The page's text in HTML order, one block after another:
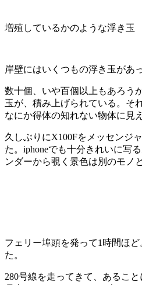
増殖しているかのような浮き玉
岸壁にはいくつもの浮き玉があっ
数十個、いや百個以上もあろう
玉が、積み上げられている。そ
なにか得体の知れない物体に見え
久しぶりにX100Fをメッセンジ
た。iphoneでも十分きれいに写
ンダーから覗く景色は別のモノ
フェリー埠頭を発って1時間ほ
た。
280号線を走ってきて、あるこ